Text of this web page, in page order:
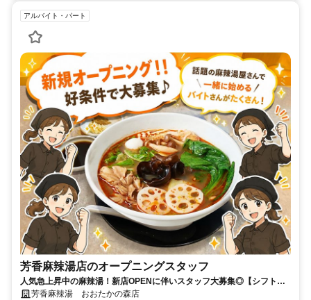
アルバイト・パート
芳香麻辣湯店のオープニングスタッフ
人気急上昇中の麻辣湯！新店OPENに伴いスタッフ大募集◎【シフト自
由！】飲食未経験者さんも多数活躍中◎
芳香麻辣湯 おおたかの森店